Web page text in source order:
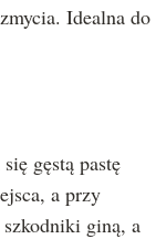
Idealna do
gęstą pastę
a przy
giną, a